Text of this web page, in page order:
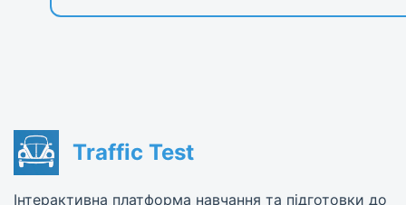
Traffic Test
Інтерактивна платформа навчання та підготовки до